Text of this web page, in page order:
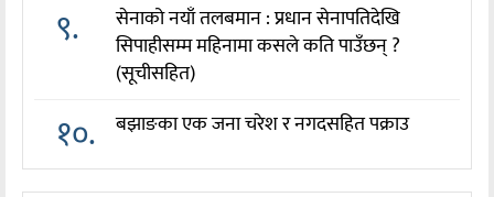
९.
सेनाको नयाँ तलबमान : प्रधान सेनापतिदेखि
सिपाहीसम्म महिनामा कसले कति पाउँछन् ?
(सूचीसहित)
१०. बझाङका एक जना चरेश र नगदसहित पक्राउ